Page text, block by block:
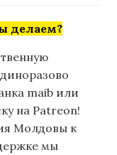
делаем?
maib или
на Patreon!
Молдовы к
мы